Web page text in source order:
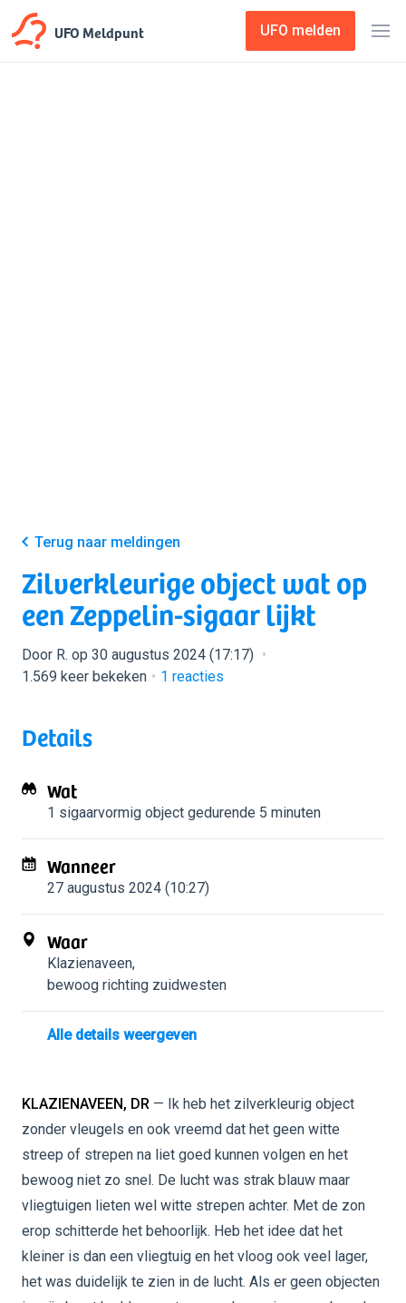
UFO Meldpunt UFO melden
Terug naar meldingen
Zilverkleurige object wat op
een Zeppelin-sigaar lijkt
Door R. op 30 augustus 2024 (17:17)
1.569 keer bekeken
1 reacties
Details
Wat
1 sigaarvormig object gedurende 5 minuten
Wanneer
27 augustus 2024 (10:27)
Waar
Klazienaveen,
bewoog richting zuidwesten
Alle details weergeven
KLAZIENAVEEN, DR — Ik heb het zilverkleurig object
zonder vleugels en ook vreemd dat het geen witte
streep of strepen na liet goed kunnen volgen en het
bewoog niet zo snel. De lucht was strak blauw maar
vliegtuigen lieten wel witte strepen achter. Met de zon
erop schitterde het behoorlijk. Heb het idee dat het
kleiner is dan een vliegtuig en het vloog ook veel lager,
het was duidelijk te zien in de lucht. Als er geen objecten